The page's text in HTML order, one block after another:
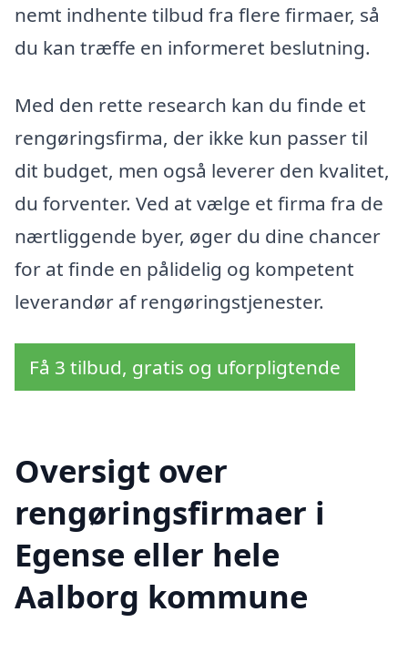
nemt indhente tilbud fra flere firmaer, så
du kan træffe en informeret beslutning.
Med den rette research kan du finde et
rengøringsfirma, der ikke kun passer til
dit budget, men også leverer den kvalitet,
du forventer. Ved at vælge et firma fra de
nærtliggende byer, øger du dine chancer
for at finde en pålidelig og kompetent
leverandør af rengøringstjenester.
Få 3 tilbud, gratis og uforpligtende
Oversigt over
rengøringsfirmaer i
Egense eller hele
Aalborg kommune